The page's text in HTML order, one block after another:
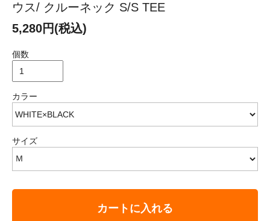
ウス/ クルーネック S/S TEE
5,280円(税込)
個数
カラー
サイズ
カートに入れる